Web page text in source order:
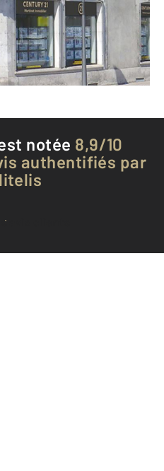
un message
à l'agence
notée 8,9/10
authentifiés par
avis clients